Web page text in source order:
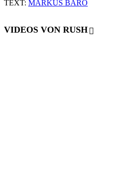
TEXT: MARKUS BARO
VIDEOS VON RUSH